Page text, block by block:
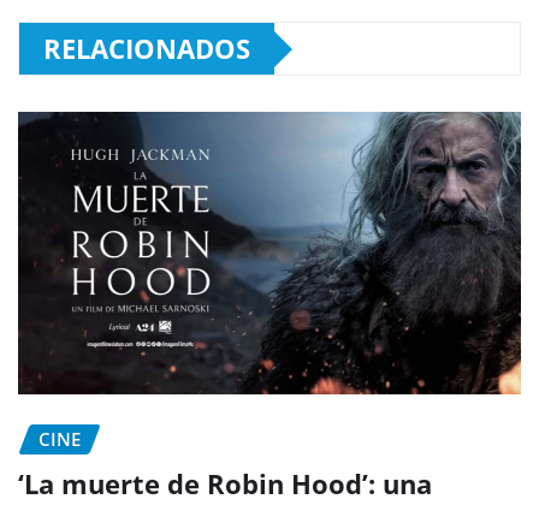
RELACIONADOS
CINE
‘La muerte de Robin Hood’: una